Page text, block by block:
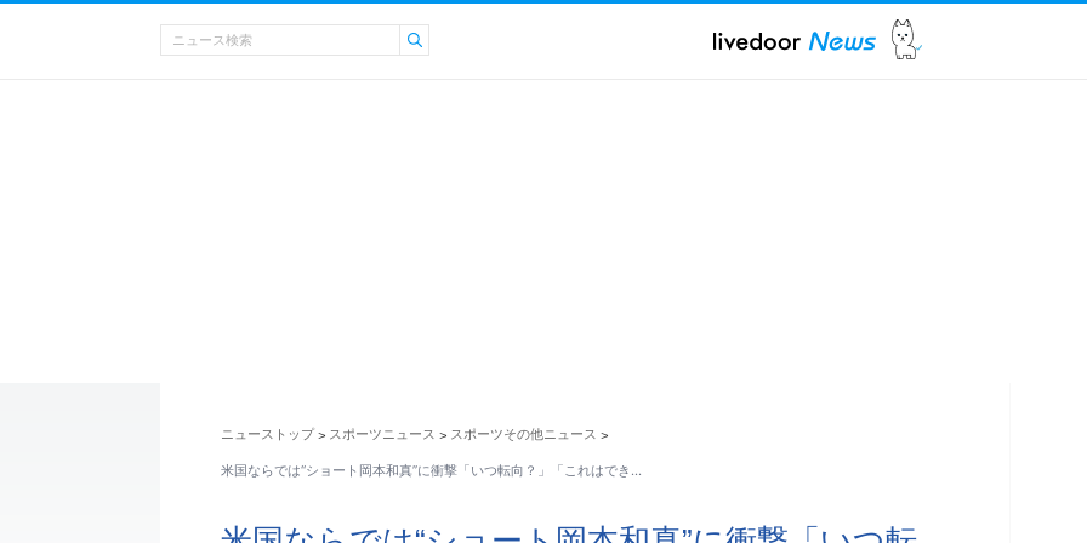
ニューストップ > スポーツニュース > スポーツその他ニュース >
米国ならでは“ショート岡本和真”に衝撃「いつ転向？」「これはでき…